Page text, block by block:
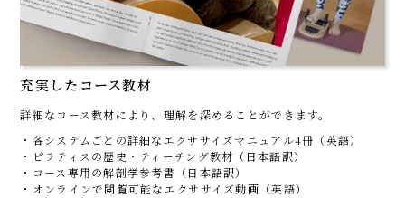
充実したコース教材
詳細なコース教材により、理解を深めることができます。
・各システムごとの詳細なエクササイズマニュアル4冊（英語）
・ピラティスの歴史・ティーチング教材（日本語訳）
・コース専用の解剖学参考書（日本語訳）
・オンラインで閲覧可能なエクササイズ動画（英語）